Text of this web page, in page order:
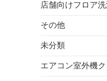
店舗向けフロア
その他
未分類
エアコン室外機